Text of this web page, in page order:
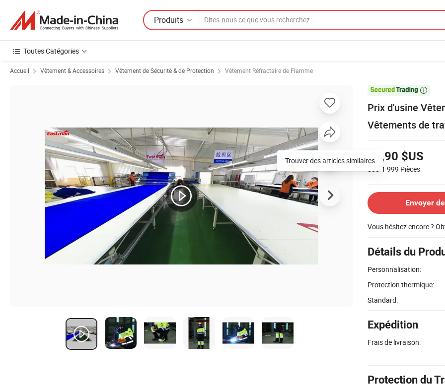
Produits
Toutes Catégories
Accueil Vêtement & Accessoires Vêtement de Sécurité & de Protection Vêtement Réfractaire de Flamme

Prix d'usine
Vêtements de
24,90 $US
500-1 999 Pièces
Envoyer
Vous hésitez encore ?
Détails du
Personnalisation:
Protection thermique:
Standard:
Expédition
Frais de livraison:
Protection du